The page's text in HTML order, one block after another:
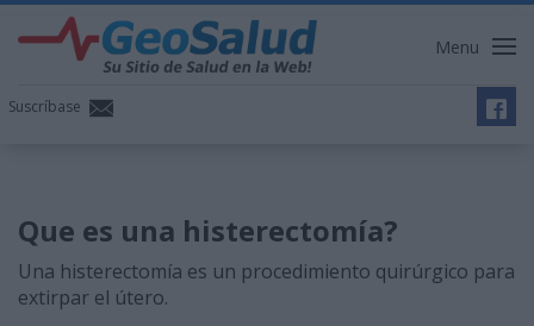
Menu
Suscríbase
Que es una histerectomía?
Una histerectomía es un procedimiento quirúrgico para
extirpar el útero.